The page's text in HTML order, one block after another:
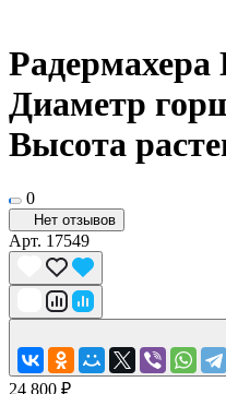
Радермахера
Диаметр
Высота
0
Нет отзывов
Арт. 17549
24 800 ₽